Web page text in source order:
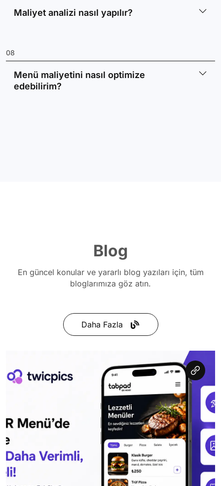
Maliyet analizi nasıl yapılır?
08
Menü maliyetini nasıl optimize
edebilirim?
Blog
En güncel konular ve yararlı blog yazıları için, tüm
bloglarımıza göz atın.
Daha Fazla